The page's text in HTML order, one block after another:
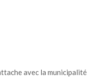
avec la municipalité